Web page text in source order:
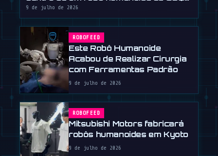
16.000?
9 de julho de 2026
ROBOFEED
Este Robô Humanoide
Acabou de Realizar Cirurgia
com Ferramentas Padrão
9 de julho de 2026
ROBOFEED
Mitsubishi Motors fabricará
robôs humanoides em Kyoto
9 de julho de 2026